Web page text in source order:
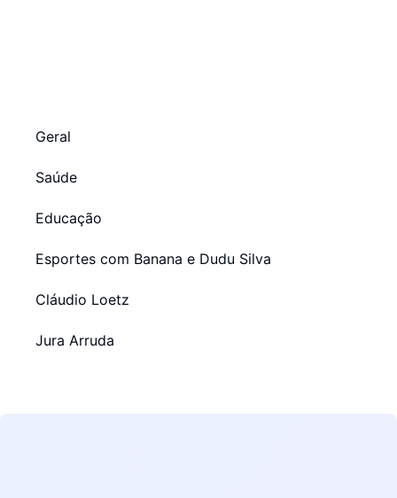
Geral
Saúde
Educação
Esportes com Banana e Dudu Silva
Cláudio Loetz
Jura Arruda